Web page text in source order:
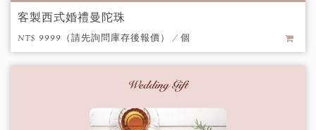
客製西式婚禮曼陀珠
NT$ 9999（請先詢問庫存後報價） / 個